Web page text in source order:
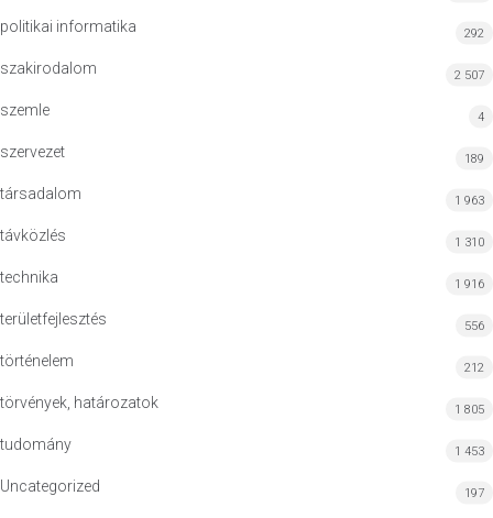
politikai informatika 292
szakirodalom 2 507
szemle 4
szervezet 189
társadalom 1 963
távközlés 1 310
technika 1 916
területfejlesztés 556
történelem 212
törvények, határozatok 1 805
tudomány 1 453
Uncategorized 197